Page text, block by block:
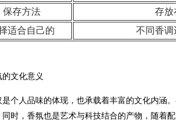
保存方法
存放
适合自己的
不同香调
的文化意义
是个人品味的体现，也承载着丰富的文化内涵
时，香氛也是艺术与科技结合的产物，随着